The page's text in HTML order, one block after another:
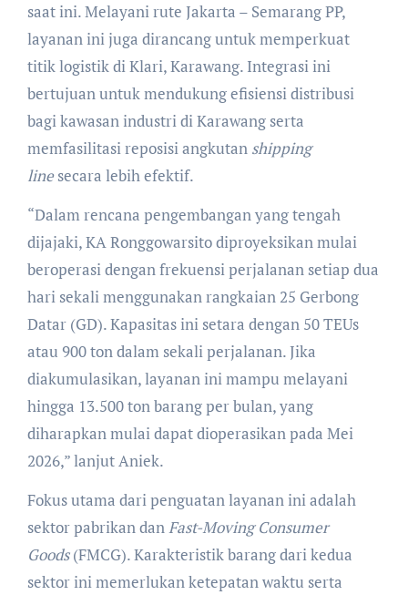
saat ini. Melayani rute Jakarta – Semarang PP,
layanan ini juga dirancang untuk memperkuat
titik logistik di Klari, Karawang. Integrasi ini
bertujuan untuk mendukung efisiensi distribusi
bagi kawasan industri di Karawang serta
memfasilitasi reposisi angkutan shipping
linesecara lebih efektif.
“Dalam rencana pengembangan yang tengah
dijajaki, KA Ronggowarsito diproyeksikan mulai
beroperasi dengan frekuensi perjalanan setiap dua
hari sekali menggunakan rangkaian 25 Gerbong
Datar (GD). Kapasitas ini setara dengan 50 TEUs
atau 900 ton dalam sekali perjalanan. Jika
diakumulasikan, layanan ini mampu melayani
hingga 13.500 ton barang per bulan, yang
diharapkan mulai dapat dioperasikan pada Mei
2026,” lanjut Aniek.
Fokus utama dari penguatan layanan ini adalah
sektor pabrikan danFast-Moving Consumer
Goods(FMCG). Karakteristik barang dari kedua
sektor ini memerlukan ketepatan waktu serta